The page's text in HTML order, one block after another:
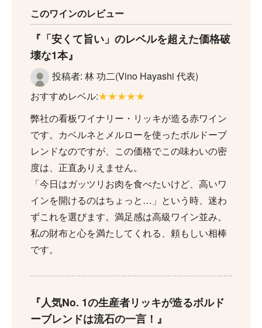
このワインのレビュー
「安くて旨い」のレベルを超えた価格破
壊な1本
投稿者: 林 功二(Vino Hayashi 代表)
おすすめレベル:★★★★★
弊社の看板ワイナリー・リッキが造る赤ワイン
です。カベルネとメルローを使ったボルドーブ
レンドなのですが、この価格でこの味わいの密
度は、正直ありえません。
「今日はガッツリお肉を食べたいけど、高いワ
インを開けるのはちょっと…」という時、迷わ
ずこれを選びます。満足感は高級ワイン並み。
私の財布と心を満たしてくれる、頼もしい相棒
です。
人気No. 1の生産者リッキが造るボルド
ーブレンドは流石の一言！